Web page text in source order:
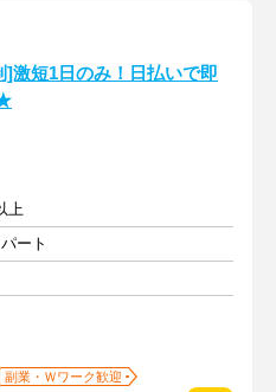
]激短1日のみ！日払いで即
上
ート
副業・Ｗワーク歓迎